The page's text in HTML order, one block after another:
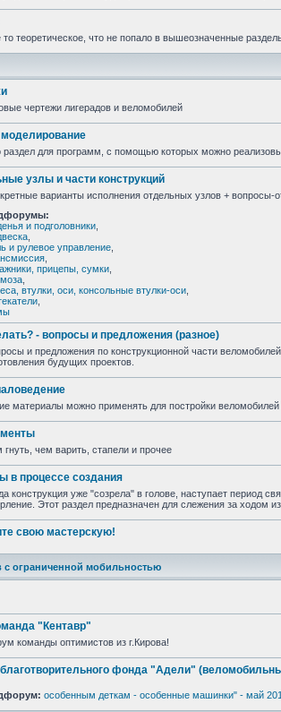
то теоретическое, что не попало в вышеозначенные
чертежи лигерадов и веломобилей
моделирование
раздел для программ, с помощью которых можно
узлы и части конструкций
варианты исполнения отдельных узлов + вопросы-
и подголовники
и рулевое управление
прицепы, сумки
втулки, оси, консольные втулки-оси
- вопросы и предложения (разное)
и предложения по конструкционной части
будущих проектов.
материалы можно применять для постройки
гнуть, чем варить, стапели и прочее
в процессе создания
конструкция уже "созрела" в голове, наступает период
Этот раздел предназначен для слежения за ходом
свою мастерскую!
с ограниченной мобильностью
"Кентавр"
команды оптимистов из г.Кирова!
фонда "Адели"
особенным деткам - особенные машинки" - май